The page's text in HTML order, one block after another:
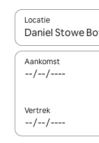
Locatie
Wanneer er
Aankomst
Vertrek